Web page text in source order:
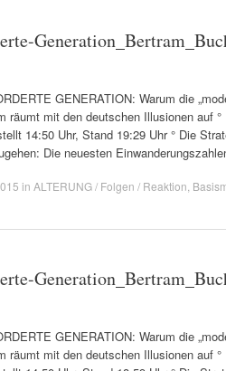
GENERATION: Warum die
räumt mit den deutschen Illusionen auf
14:50 Uhr, Stand 19:29 Uhr ° Die
Die neuesten
in ALTERUNG / Folgen / Reaktion
GENERATION: Warum die
räumt mit den deutschen Illusionen auf